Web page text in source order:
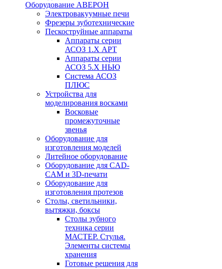
Оборудование АВЕРОН
Электровакуумные печи
Фрезеры зуботехнические
Пескоструйные аппараты
Аппараты серии
АСОЗ 1.Х АРТ
Аппараты серии
АСОЗ 5.Х НЬЮ
Система АСОЗ
ПЛЮС
Устройства для
моделирования восками
Восковые
промежуточные
звенья
Оборудование для
изготовления моделей
Литейное оборудование
Оборудование для CAD-
CAM и 3D-печати
Оборудование для
изготовления протезов
Cтолы, светильники,
вытяжки, боксы
Столы зубного
техника серии
МАСТЕР. Стулья.
Элементы системы
хранения
Готовые решения для